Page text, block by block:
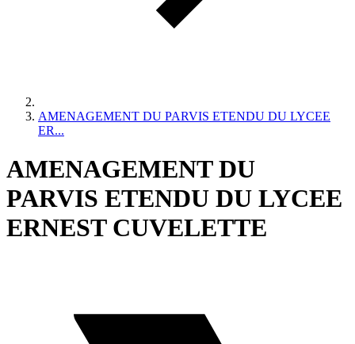
AMENAGEMENT DU PARVIS ETENDU DU LYCEE
ER...
AMENAGEMENT DU
PARVIS ETENDU DU LYCEE
ERNEST CUVELETTE